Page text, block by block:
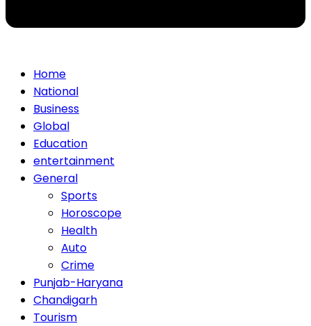
Home
National
Business
Global
Education
entertainment
General
Sports
Horoscope
Health
Auto
Crime
Punjab-Haryana
Chandigarh
Tourism